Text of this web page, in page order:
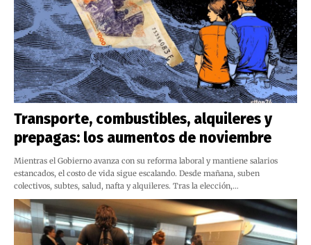
Transporte, combustibles, alquileres y
prepagas: los aumentos de noviembre
Mientras el Gobierno avanza con su reforma laboral y mantiene salarios
estancados, el costo de vida sigue escalando. Desde mañana, suben
colectivos, subtes, salud, nafta y alquileres. Tras la elección,…